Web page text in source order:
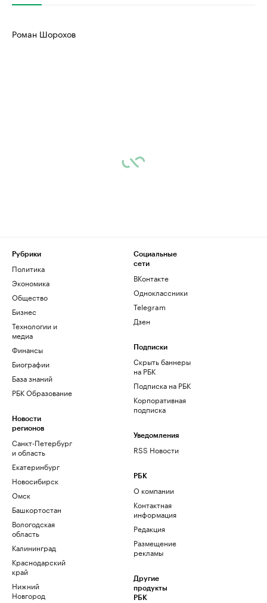
Роман Шорохов
Рубрики
Политика
Экономика
Общество
Бизнес
Технологии и
медиа
Финансы
Биографии
База знаний
РБК Образование
Новости
регионов
Санкт-Петербург
и область
Екатеринбург
Новосибирск
Омск
Башкортостан
Вологодская
область
Калининград
Краснодарский
край
Нижний
Новгород
Социальные
сети
ВКонтакте
Одноклассники
Telegram
Дзен
Подписки
Скрыть баннеры
на РБК
Подписка на РБК
Корпоративная
подписка
Уведомления
RSS Новости
РБК
О компании
Контактная
информация
Редакция
Размещение
рекламы
Другие
продукты
РБК